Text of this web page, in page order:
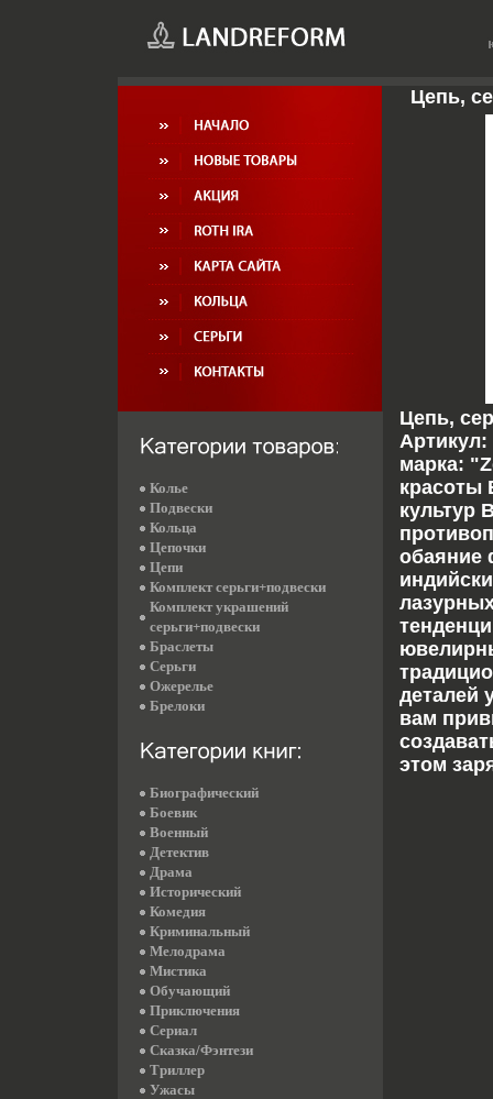
Цепь,
Цепь,
Артикул:
марка:
красоты
культур
обаяние
деталей
вам
этом
Колье
Подвески
Кольца
Цепочки
Цепи
Комплект серьги+подвески
Комплект украшений
серьги+подвески
Браслеты
Серьги
Ожерелье
Брелоки
Биографический
Боевик
Военный
Детектив
Драма
Исторический
Комедия
Криминальный
Мелодрама
Мистика
Обучающий
Приключения
Сериал
Сказка/Фэнтези
Триллер
Ужасы